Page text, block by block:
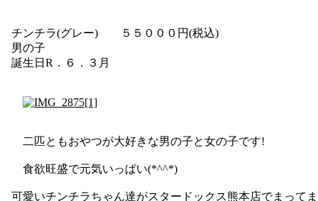
チンチラ(グレー) ５５０００円(税込)
男の子
誕生日R．６．３月
二匹ともおやつが大好きな男の子と女の子です!
食欲旺盛で元気いっぱい(*^^*)
可愛いチンチラちゃん達がスタードックス熊本店でまってま